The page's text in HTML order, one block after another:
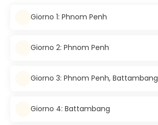
Giorno 1: Phnom Penh
Giorno 2: Phnom Penh
Giorno 3: Phnom Penh, Battambang
Giorno 4: Battambang